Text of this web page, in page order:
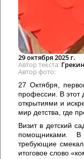
29 октября 2025 г.
Автор текста
Автор фото
27 Октября,
профессии. В этот
открытиями и
мир детства, где
Визит в детский
помощниками. В
требующие
итоговое слово